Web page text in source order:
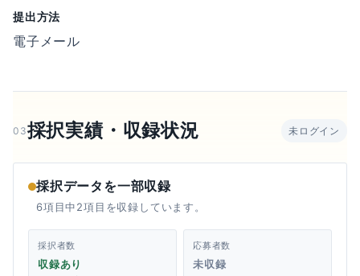
提出方法
電子メール
03採択実績・収録状況 未ログイン
採択データを一部収録
6項目中2項目を収録しています。
採択者数
収録あり
応募者数
未収録